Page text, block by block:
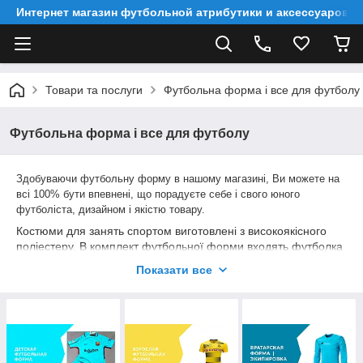
Интернет магазин футбольной атрибутики и аксессуаров
Товари та послуги Футбольна форма і все для футболу
Футбольна форма і все для футболу
Здобуваючи футбольну форму в нашому магазині, Ви можете на
всі 100% бути впевнені, що порадуєте себе і свого юного
футболіста, дизайном і якістю товару.
Костюми для занять спортом виготовлені з високоякісного
поліестеру. В комплект футбольної форми входять футболка
, наколінники іфутбольна взуття
вентиляції. Тканина витривала до постійних тренувань і
частих прань, відмінно відпирається навіть руками.
Показати все